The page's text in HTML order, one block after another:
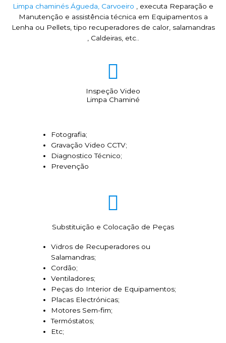
Limpa chaminés Águeda, Carvoeiro , executa Reparação e
Manutenção e assistência técnica em Equipamentos a
Lenha ou Pellets, tipo recuperadores de calor, salamandras
, Caldeiras, etc..
Inspeção Video
Limpa Chaminé
Fotografia;
Gravação Video CCTV;
Diagnostico Técnico;
Prevenção
Substituição e Colocação de Peças
Vidros de Recuperadores ou
Salamandras;
Cordão;
Ventiladores;
Peças do Interior de Equipamentos;
Placas Electrónicas;
Motores Sem-fim;
Termóstatos;
Etc;